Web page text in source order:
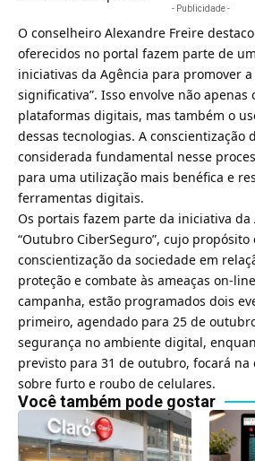
- Publicidade -
O conselheiro Alexandre Freire
oferecidos no portal fazem parte de
iniciativas da Agência para promover a
significativa”. Isso envolve não apenas
plataformas digitais, mas também o
dessas tecnologias. A conscientização
considerada fundamental nesse
para uma utilização mais benéfica e
ferramentas digitais.
Os portais fazem parte da iniciativa
“Outubro CiberSeguro”, cujo propósito
conscientização da sociedade em
proteção e combate às ameaças on-
campanha, estão programados dois
primeiro, agendado para 25 de
segurança no ambiente digital,
previsto para 31 de outubro, focará na
sobre furto e roubo de celulares.
Você também pode gostar